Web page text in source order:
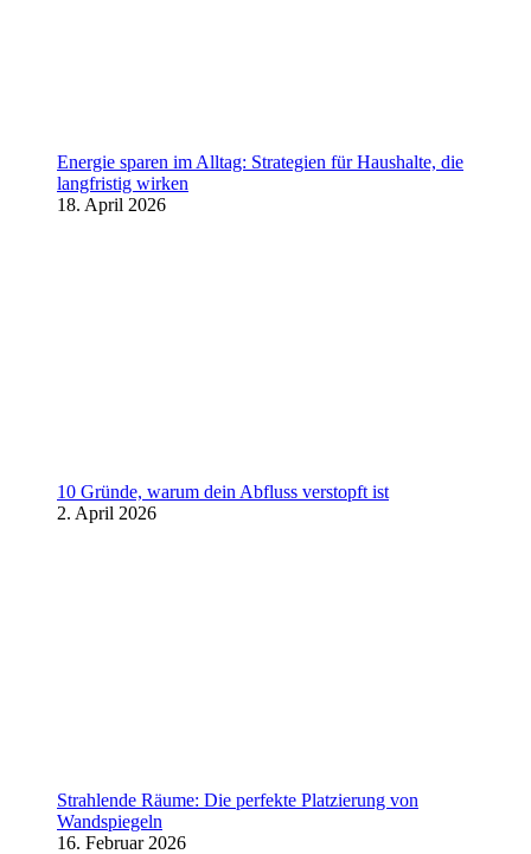
Energie sparen im Alltag: Strategien für Haushalte, die
langfristig wirken
18. April 2026
10 Gründe, warum dein Abfluss verstopft ist
2. April 2026
Strahlende Räume: Die perfekte Platzierung von
Wandspiegeln
16. Februar 2026